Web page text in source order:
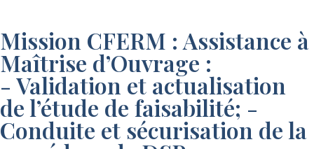
Mission CFERM : Assistance à
Maîtrise d’Ouvrage :
- Validation et actualisation
de l’étude de faisabilité; -
Conduite et sécurisation de la